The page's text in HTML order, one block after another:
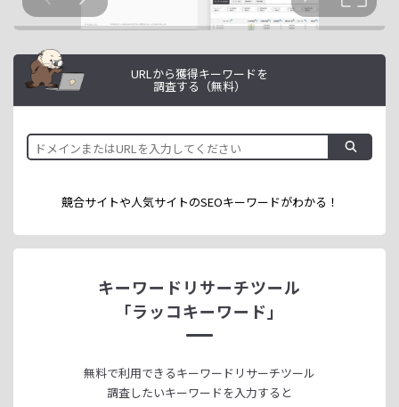
URLから獲得キーワードを
調査する（無料）
競合サイトや人気サイトのSEOキーワードがわかる！
キーワードリサーチツール
「ラッコキーワード」
無料で利用できるキーワードリサーチツール
調査したいキーワードを入力すると